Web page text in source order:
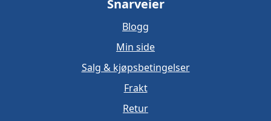
Snarveier
Blogg
Min side
Salg & kjøpsbetingelser
Frakt
Retur